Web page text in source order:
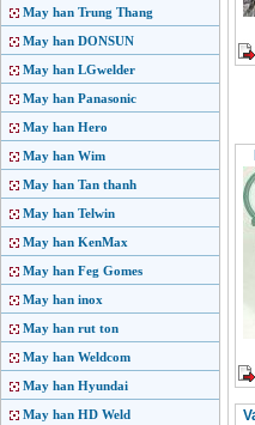
May han Trung Thang
May han DONSUN
May han LGwelder
May han Panasonic
May han Hero
May han Wim
May han Tan thanh
May han Telwin
May han KenMax
May han Feg Gomes
May han inox
May han rut ton
May han Weldcom
May han Hyundai
May han HD Weld